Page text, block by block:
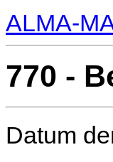
ALMA-
770 -
Datum